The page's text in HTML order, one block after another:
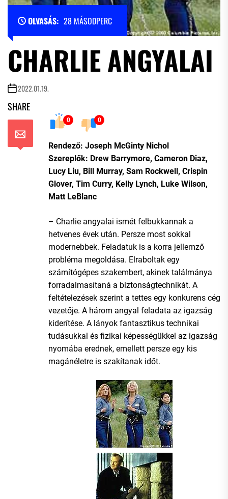
OLVASÁS: 28 MÁSODPERC
CHARLIE ANGYALAI
2022.01.19.
SHARE
0 0
Rendező: Joseph McGinty Nichol
Szereplők: Drew Barrymore, Cameron Diaz,
Lucy Liu, Bill Murray, Sam Rockwell, Crispin
Glover, Tim Curry, Kelly Lynch, Luke Wilson,
Matt LeBlanc
– Charlie angyalai ismét felbukkannak a
hetvenes évek után. Persze most sokkal
modernebbek. Feladatuk is a korra jellemző
probléma megoldása. Elraboltak egy
számítógépes szakembert, akinek találmánya
forradalmasítaná a biztonságtechnikát. A
feltételezések szerint a tettes egy konkurens cég
vezetője. A három angyal feladata az igazság
kiderítése. A lányok fantasztikus technikai
tudásukkal és fizikai képességükkel az igazság
nyomába erednek, emellett persze egy kis
magánéletre is szakítanak időt.